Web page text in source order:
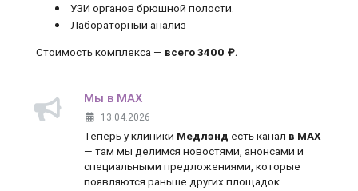
УЗИ органов брюшной полости.
Лабораторный анализ
Стоимость комплекса — всего 3400 ₽.
Мы в MAX
13.04.2026
Теперь у клиники Медлэнд есть канал в MAX
— там мы делимся новостями, анонсами и
специальными предложениями, которые
появляются раньше других площадок.